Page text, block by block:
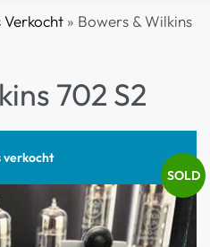
Verkocht » Bowers & Wilkins
702 S2
verkocht
SOLD